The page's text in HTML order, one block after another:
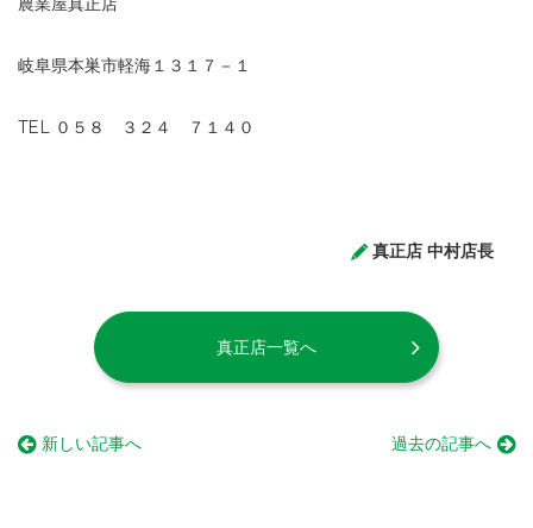
岐阜県本巣市軽海１３１７－１
TEL ０５８ ３２４ ７１４０
真正店 中村店長
真正店一覧へ
新しい記事へ 過去の記事へ